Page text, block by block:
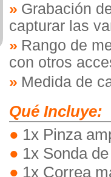
Grabación
capturar las
Rango de
con otros
Medida de
Qué Incluye:
1x Pinza
1x Sonda
1x Correa